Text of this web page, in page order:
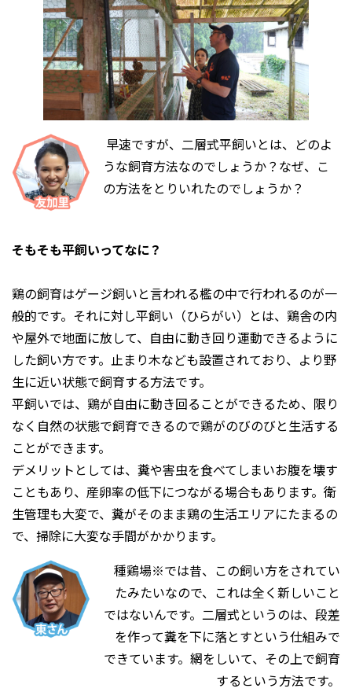
早速ですが、二層式平飼いとは、どのよ
うな飼育方法なのでしょうか？なぜ、こ
の方法をとりいれたのでしょうか？
そもそも平飼いってなに？
鶏の飼育はゲージ飼いと言われる檻の中で行われるのが一
般的です。それに対し平飼い（ひらがい）とは、鶏舎の内
や屋外で地面に放して、自由に動き回り運動できるように
した飼い方です。止まり木なども設置されており、より野
生に近い状態で飼育する方法です。
平飼いでは、鶏が自由に動き回ることができるため、限り
なく自然の状態で飼育できるので鶏がのびのびと生活する
ことができます。
デメリットとしては、糞や害虫を食べてしまいお腹を壊す
こともあり、産卵率の低下につながる場合もあります。衛
生管理も大変で、糞がそのまま鶏の生活エリアにたまるの
で、掃除に大変な手間がかかります。
種鶏場※では昔、この飼い方をされてい
たみたいなので、これは全く新しいこと
ではないんです。二層式というのは、段差
を作って糞を下に落とすという仕組みで
できています。網をしいて、その上で飼育
するという方法です。